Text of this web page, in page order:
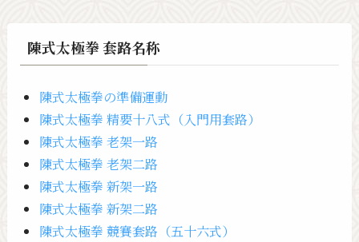
陳式太極拳 套路名称
陳式太極拳の準備運動
陳式太極拳 精要十八式（入門用套路）
陳式太極拳 老架一路
陳式太極拳 老架二路
陳式太極拳 新架一路
陳式太極拳 新架二路
陳式太極拳 競賽套路（五十六式）